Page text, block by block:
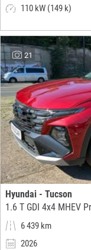
110 kW (149 k)
21
Hyundai - Tucson
1.6 T GDI 4x4 MHEV
6 439 km
2026